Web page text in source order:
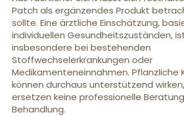
Patch als ergänzendes Produkt
sollte. Eine ärztliche Einschätzung,
individuellen Gesundheitszuständen,
insbesondere bei bestehenden
Stoffwechselerkrankungen oder
Medikamenteneinnahmen. Pflanzliche
können durchaus unterstützend
ersetzen keine professionelle
Behandlung.